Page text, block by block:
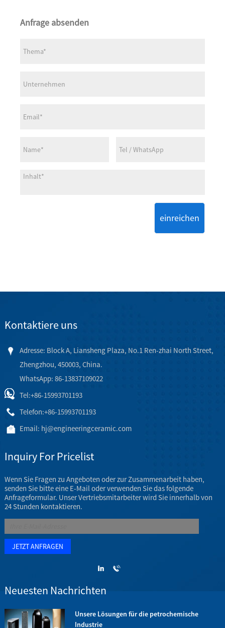
Anfrage absenden
einreichen
Kontaktiere uns
Adresse: Block A, Liansheng Plaza, No.1 Ren-zhai North Street,
Zhengzhou, 450003, China.
WhatsApp: 86-13837109022
Tel:+86-15993701193
Telefon:+86-15993701193
Email: hj@engineeringceramic.com
Inquiry For Pricelist
Wenn Sie Fragen zu Angeboten oder zur Zusammenarbeit haben,
senden Sie bitte eine E-Mail oder verwenden Sie das folgende
Anfrageformular. Unser Vertriebsmitarbeiter wird Sie innerhalb von
24 Stunden kontaktieren.
Neuesten Nachrichten
Unsere Lösungen für die petrochemische
Industrie